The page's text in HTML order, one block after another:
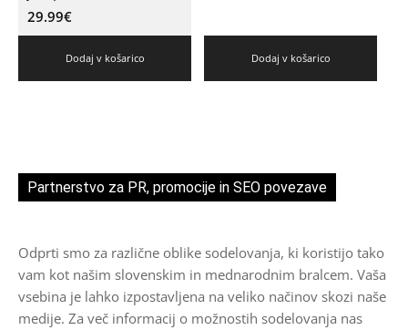
29.99€
Dodaj v košarico Dodaj v košarico
Partnerstvo za PR, promocije in SEO povezave
Odprti smo za različne oblike sodelovanja, ki koristijo tako
vam kot našim slovenskim in mednarodnim bralcem. Vaša
vsebina je lahko izpostavljena na veliko načinov skozi naše
medije. Za več informacij o možnostih sodelovanja nas